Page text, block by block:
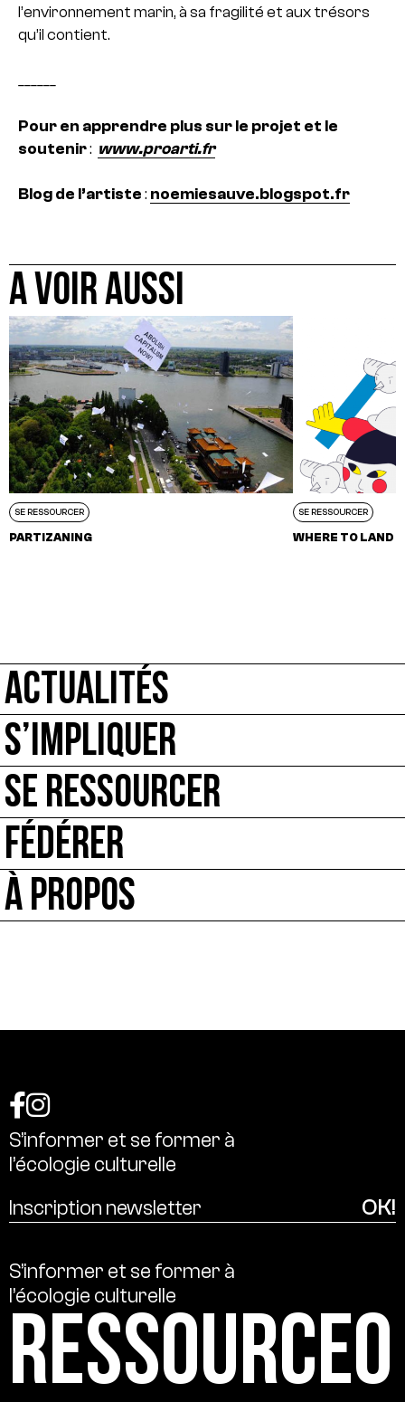
l’environnement marin, à sa fragilité et aux trésors
qu’il contient.
Pour en apprendre plus sur le projet et le
soutenir: www.proarti.fr
Blog de l’artiste : noemiesauve.blogspot.fr
A VOIR AUSSI
SE RESSOURCER
PARTIZANING
SE RESSOURCER
WHERE TO LAND ?
ACTUALITÉS
S’IMPLIQUER
SE RESSOURCER
FÉDÉRER
À PROPOS
S’informer et se former à
l’écologie culturelle
S’informer et se former à
l’écologie culturelle
Ressource0